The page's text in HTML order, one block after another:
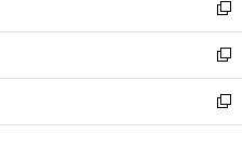
く
で
開
く
ド
ウ
で
開
く
ィ
ン
ド
ウ
で
開
い
ウ
ィ
ン
ド
ウ
新
し
い
ウ
ィ
ン
新
し
い
ウ
新
し